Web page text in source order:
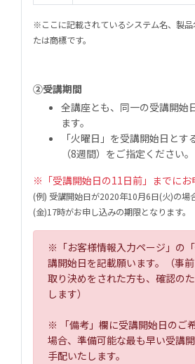
※ここに記載されているシステム名、製
たは商標です。
②受講期間
全講座とも、同一の受講開始
ます。
「火曜日」を受講開始日と
（8週間）をご指定ください。
※「受講開始日の11日前」までにお
(例) 受講開始日が2020年10月6日(火)の場
(金)17時がお申し込みの期限となります。
※「お客様情報入力ページ」の
講開始日を記載願います。（事
取り決めをされた方も、確認の
します）
※ 「備考」欄に受講開始日のご
場合、準備可能な最も早い受講
手配いたします。